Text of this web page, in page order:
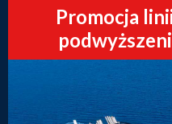
Promocja